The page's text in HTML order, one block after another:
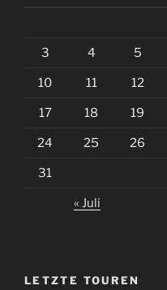
3 4 5
10 11 12
17 18 19
24 25 26
31
« Juli
LETZTE TOUREN